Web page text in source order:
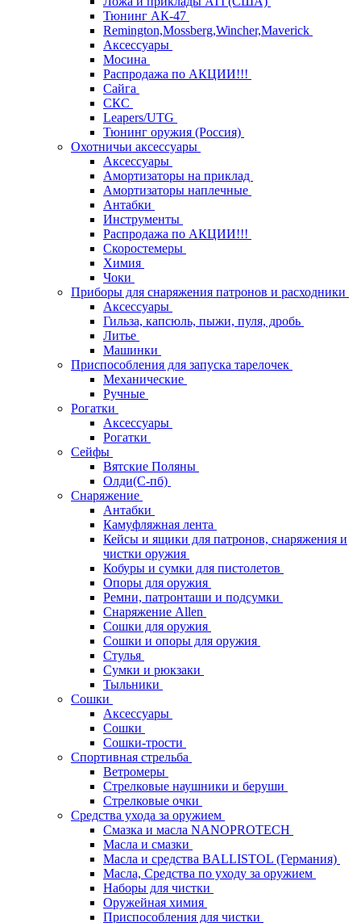
Тюнинг АК-47
Remington,Mossberg,Wincher,Maverick
Аксессуары
Мосина
Распродажа по АКЦИИ!!!
Сайга
СКС
Leapers/UTG
Тюнинг оружия (Россия)
Охотничьи аксессуары
Аксессуары
Амортизаторы на приклад
Амортизаторы наплечные
Антабки
Инструменты
Распродажа по АКЦИИ!!!
Скоростемеры
Химия
Чоки
Приборы для снаряжения патронов и расходники
Аксессуары
Гильза, капсюль, пыжи, пуля, дробь
Литье
Машинки
Приспособления для запуска тарелочек
Механические
Ручные
Рогатки
Аксессуары
Рогатки
Сейфы
Вятские Поляны
Олди(С-пб)
Снаряжение
Антабки
Камуфляжная лента
Кейсы и ящики для патронов, снаряжения и
чистки оружия
Кобуры и сумки для пистолетов
Опоры для оружия
Ремни, патронташи и подсумки
Снаряжение Allen
Сошки для оружия
Сошки и опоры для оружия
Стулья
Сумки и рюкзаки
Тыльники
Сошки
Аксессуары
Сошки
Сошки-трости
Спортивная стрельба
Ветромеры
Стрелковые наушники и беруши
Стрелковые очки
Средства ухода за оружием
Смазка и масла NANOPROTECH
Масла и смазки
Масла и средства BALLISTOL (Германия)
Масла, Средства по уходу за оружием
Наборы для чистки
Оружейная химия
Приспособления для чистки